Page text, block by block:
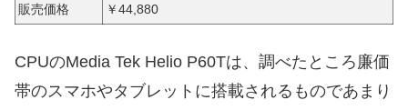
販売価格 ￥44,880
CPUのMedia Tek Helio P60Tは、調べたところ廉価
帯のスマホやタブレットに搭載されるものであまり